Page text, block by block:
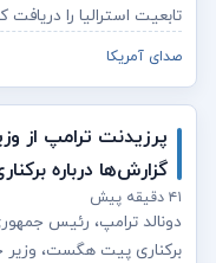
تابعیت استرالیا را دریافت
صدای آمریکا
پرزیدنت ترامپ از
گزارش‌ها درباره
۴۱ دقیقه پیش
دونالد ترامپ، رئیس
برکناری پیت هگست، وزیر